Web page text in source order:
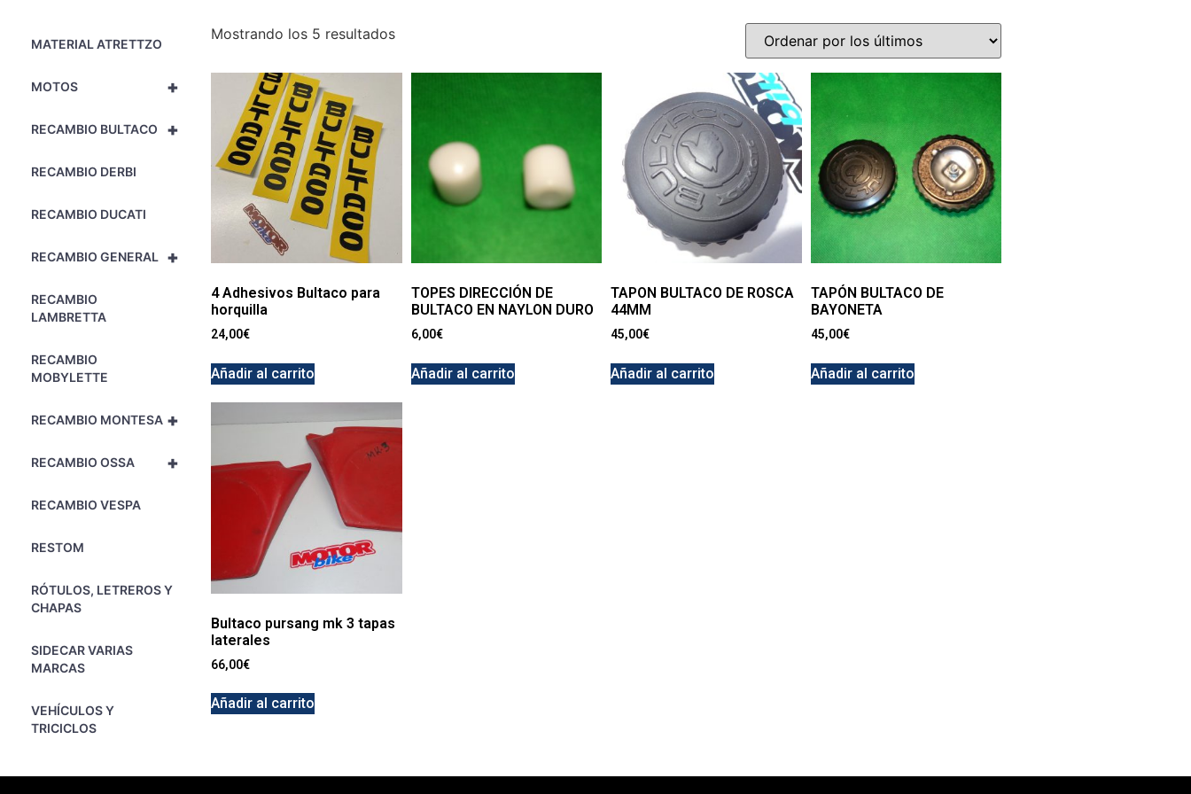
MATERIAL ATRETTZO
+
MOTOS
+
RECAMBIO BULTACO
RECAMBIO DERBI
RECAMBIO DUCATI
+
RECAMBIO GENERAL
RECAMBIO
LAMBRETTA
RECAMBIO
MOBYLETTE
+
RECAMBIO MONTESA
+
RECAMBIO OSSA
RECAMBIO VESPA
RESTOM
RÓTULOS, LETREROS Y
CHAPAS
SIDECAR VARIAS
MARCAS
VEHÍCULOS Y
TRICICLOS
Mostrando los 5 resultados
4 Adhesivos Bultaco para
horquilla
24,00€
Añadir al carrito
TOPES DIRECCIÓN DE
BULTACO EN NAYLON DURO
6,00€
Añadir al carrito
TAPON BULTACO DE ROSCA
44MM
45,00€
Añadir al carrito
TAPÓN BULTACO DE
BAYONETA
45,00€
Añadir al carrito
Bultaco pursang mk 3 tapas
laterales
66,00€
Añadir al carrito